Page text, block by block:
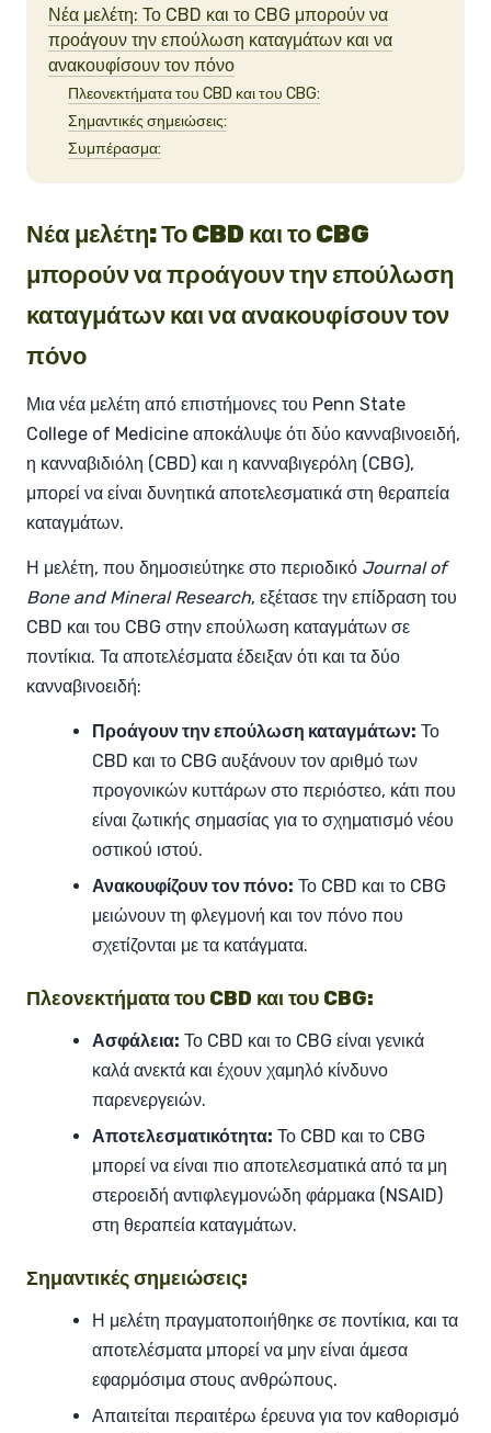
Νέα μελέτη: Το CBD και το CBG μπορούν να
προάγουν την επούλωση καταγμάτων και να
ανακουφίσουν τον πόνο
Πλεονεκτήματα του CBD και του CBG:
Σημαντικές σημειώσεις:
Συμπέρασμα:
Νέα μελέτη: Το CBD και το CBG
μπορούν να προάγουν την επούλωση
καταγμάτων και να ανακουφίσουν τον
πόνο
Μια νέα μελέτη από επιστήμονες του Penn State
College of Medicine αποκάλυψε ότι δύο κανναβινοειδή,
η κανναβιδιόλη (CBD) και η κανναβιγερόλη (CBG),
μπορεί να είναι δυνητικά αποτελεσματικά στη θεραπεία
καταγμάτων.
Η μελέτη, που δημοσιεύτηκε στο περιοδικό Journal of
Bone and Mineral Research, εξέτασε την επίδραση του
CBD και του CBG στην επούλωση καταγμάτων σε
ποντίκια. Τα αποτελέσματα έδειξαν ότι και τα δύο
κανναβινοειδή:
Προάγουν την επούλωση καταγμάτων: Το
CBD και το CBG αυξάνουν τον αριθμό των
προγονικών κυττάρων στο περιόστεο, κάτι που
είναι ζωτικής σημασίας για το σχηματισμό νέου
οστικού ιστού.
Ανακουφίζουν τον πόνο: Το CBD και το CBG
μειώνουν τη φλεγμονή και τον πόνο που
σχετίζονται με τα κατάγματα.
Πλεονεκτήματα του CBD και του CBG:
Ασφάλεια: Το CBD και το CBG είναι γενικά
καλά ανεκτά και έχουν χαμηλό κίνδυνο
παρενεργειών.
Αποτελεσματικότητα: Το CBD και το CBG
μπορεί να είναι πιο αποτελεσματικά από τα μη
στεροειδή αντιφλεγμονώδη φάρμακα (NSAID)
στη θεραπεία καταγμάτων.
Σημαντικές σημειώσεις:
Η μελέτη πραγματοποιήθηκε σε ποντίκια, και τα
αποτελέσματα μπορεί να μην είναι άμεσα
εφαρμόσιμα στους ανθρώπους.
Απαιτείται περαιτέρω έρευνα για τον καθορισμό